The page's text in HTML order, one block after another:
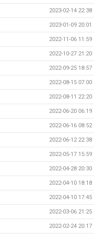
2023-02-14 22:38
2023-01-09 20:01
2022-11-06 11:59
2022-10-27 21:20
2022-09-25 18:57
2022-08-15 07:00
2022-08-11 22:20
2022-06-20 06:19
2022-06-16 08:52
2022-06-12 22:38
2022-05-17 15:59
2022-04-28 20:30
2022-04-10 18:18
2022-04-10 17:45
2022-03-06 21:25
2022-02-24 20:17